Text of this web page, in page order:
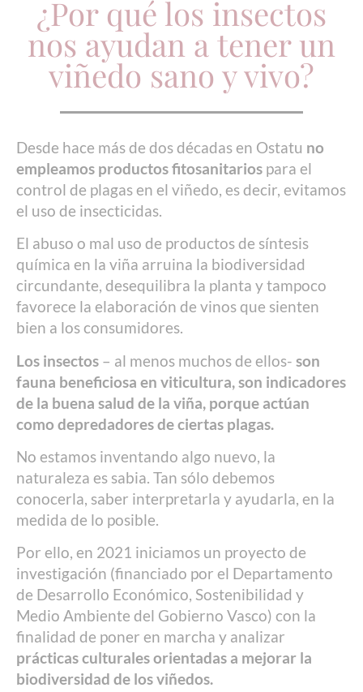
¿Por qué los insectos
nos ayudan a tener un
viñedo sano y vivo?
Desde hace más de dos décadas en Ostatu no
empleamos productos fitosanitariospara el
control de plagas en el viñedo, es decir, evitamos
el uso de insecticidas.
El abuso o mal uso de productos de síntesis
química en la viña arruina la biodiversidad
circundante, desequilibra la planta y tampoco
favorece la elaboración de vinos que sienten
bien a los consumidores.
Los insectos– al menos muchos de ellos- son
fauna beneficiosa en viticultura, son indicadores
de la buena salud de la viña, porque actúan
como depredadores de ciertas plagas.
No estamos inventando algo nuevo, la
naturaleza es sabia. Tan sólo debemos
conocerla, saber interpretarla y ayudarla, en la
medida de lo posible.
Por ello, en 2021 iniciamos un proyecto de
investigación (financiado por el Departamento
de Desarrollo Económico, Sostenibilidad y
Medio Ambiente del Gobierno Vasco) con la
finalidad de poner en marcha y analizar
prácticas culturales orientadas a mejorar la
biodiversidad de los viñedos.